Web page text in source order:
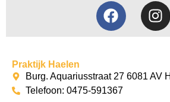
Praktijk Haelen
Burg. Aquariusstraat 27 6081 AV
Telefoon: 0475-591367